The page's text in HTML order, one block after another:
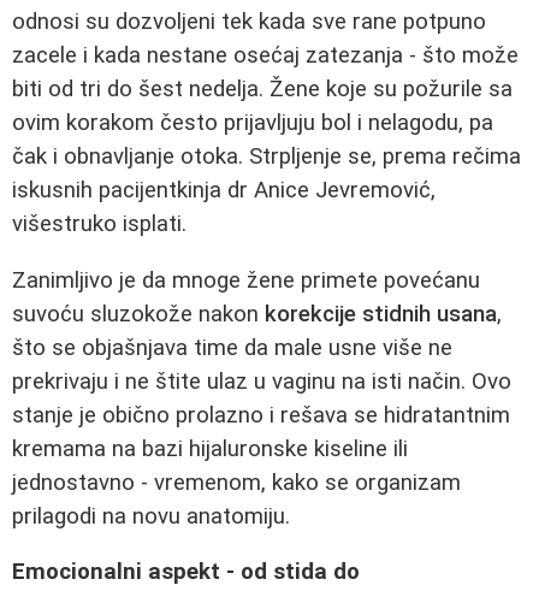
odnosi su dozvoljeni tek kada sve rane potpuno
zacele i kada nestane osećaj zatezanja - što može
biti od tri do šest nedelja. Žene koje su požurile sa
ovim korakom često prijavljuju bol i nelagodu, pa
čak i obnavljanje otoka. Strpljenje se, prema rečima
iskusnih pacijentkinja dr Anice Jevremović,
višestruko isplati.
Zanimljivo je da mnoge žene primete povećanu
suvoću sluzokože nakon korekcije stidnih usana,
što se objašnjava time da male usne više ne
prekrivaju i ne štite ulaz u vaginu na isti način. Ovo
stanje je obično prolazno i rešava se hidratantnim
kremama na bazi hijaluronske kiseline ili
jednostavno - vremenom, kako se organizam
prilagodi na novu anatomiju.
Emocionalni aspekt - od stida do